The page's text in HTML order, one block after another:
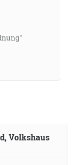
Volkshaus